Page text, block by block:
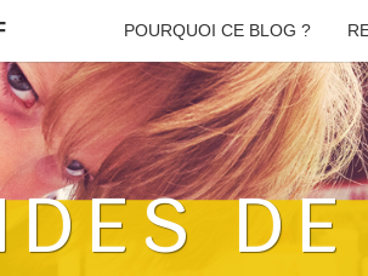
POURQUOI CE BLOG ?